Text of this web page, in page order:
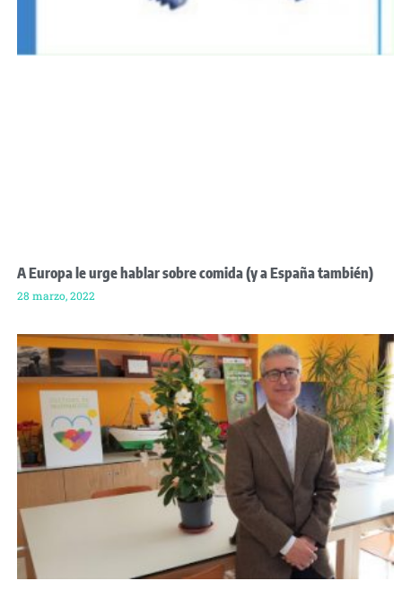
A Europa le urge hablar sobre comida (y a España también)
28 marzo, 2022